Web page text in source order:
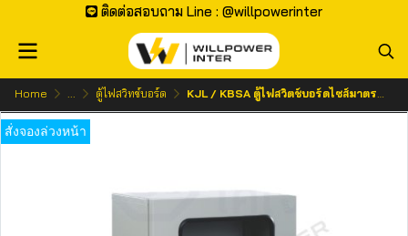
ติดต่อสอบถาม Line : @willpowerinter
Home ... ตู้ไฟสวิทช์บอร์ด KJL / KBSA ตู้ไฟสวิตช์บอร์ดไซส์มาตรฐาน แบบกันน้ำไม่มีหลังคา ฝา 1 ชั้น (ฝากระจก)
สั่งจองล่วงหน้า